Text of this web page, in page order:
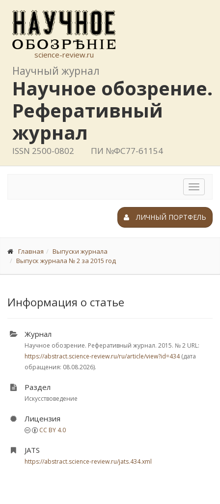
science-review.ru
Научный журнал
Научное обозрение.
Реферативный
журнал
ISSN 2500-0802 ПИ №ФС77-61154
Toggle
ЛИЧНЫЙ ПОРТФЕЛЬ
Главная
Выпуски журнала
Выпуск журнала № 2 за 2015 год
Информация о статье
Журнал
Научное обозрение. Реферативный журнал. 2015. № 2 URL:
https://abstract.science-review.ru/ru/article/view?id=434(дата
обращения: 08.08.2026).
Раздел
Искусствоведение
Лицензия
CC BY 4.0
JATS
https://abstract.science-review.ru/jats.434.xml